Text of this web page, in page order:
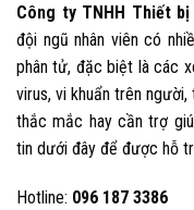
Công ty TNHH Thiết bị
đội ngũ nhân viên có
phân tử, đặc biệt là các
virus, vi khuẩn trên
thắc mắc hay cần trợ
tin dưới đây để được hỗ
Hotline: 096 187 3386